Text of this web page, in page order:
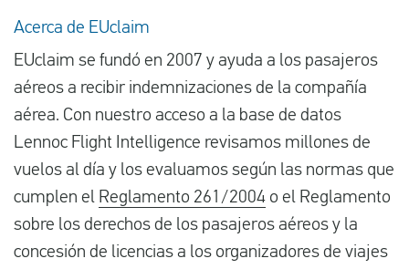
Acerca de EUclaim
EUclaim se fundó en 2007 y ayuda a los pasajeros
aéreos a recibir indemnizaciones de la compañía
aérea. Con nuestro acceso a la base de datos
Lennoc Flight Intelligence revisamos millones de
vuelos al día y los evaluamos según las normas que
cumplen el Reglamento 261/2004 o el Reglamento
sobre los derechos de los pasajeros aéreos y la
concesión de licencias a los organizadores de viajes